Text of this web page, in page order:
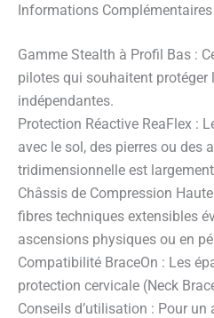
Informations Complémentaires
Gamme Stealth à Profil Bas :
pilotes qui souhaitent protéger
indépendantes.
Protection Réactive ReaFlex :
avec le sol, des pierres ou des
tridimensionnelle est
Châssis de Compression
fibres techniques extensibles
ascensions physiques ou en
Compatibilité BraceOn : Les
protection cervicale (Neck
Conseils d’utilisation : Pour